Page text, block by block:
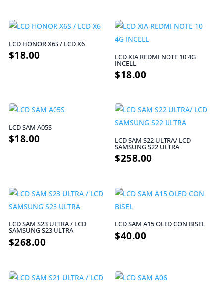
LCD HONOR X6S / LCD X6
$18.00 LCD XIA REDMI NOTE 10 4G
INCELL
$18.00
LCD SAM A05S
$18.00 LCD SAM S22 ULTRA/ LCD
SAMSUNG S22 ULTRA
$258.00
LCD SAM S23 ULTRA / LCD
SAMSUNG S23 ULTRA
$268.00
LCD SAM A15 OLED CON BISEL
$40.00